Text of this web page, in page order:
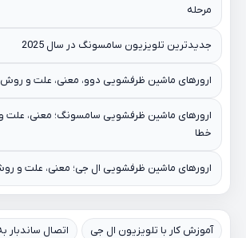
مرحله
جدیدترین تلویزیون سامسونگ در سال 2025
ارورهای ماشین ظرفشویی دوو، معنی، علت و
ارورهای ماشین ظرفشویی سامسونگ؛ معنی،
خطا
ارورهای ماشین ظرفشویی ال جی؛ معنی، علت و
آموزش کار با تلویزیون ال جی
اتصال ساندبار